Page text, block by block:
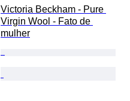
Victoria Beckham - Pure
Virgin Wool - Fato de
mulher